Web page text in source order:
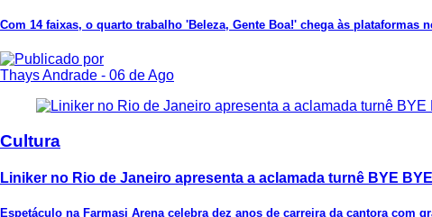
Com 14 faixas, o quarto trabalho 'Beleza, Gente Boa!' chega às
Thays Andrade - 06 de Ago
Cultura
Liniker no Rio de Janeiro apresenta a aclamada turnê BYE
Espetáculo na Farmasi Arena celebra dez anos de carreira da cantora com